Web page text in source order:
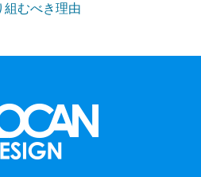
組むべき理由